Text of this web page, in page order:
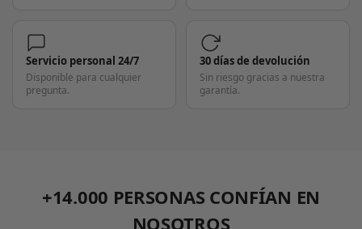
Servicio personal 24/7
Disponible para cualquier
pregunta.
30 días de devolución
Sin riesgo gracias a nuestra
garantía.
+14.000 PERSONAS CONFÍAN EN
NOSOTROS